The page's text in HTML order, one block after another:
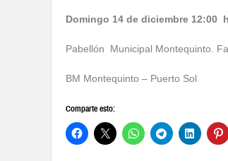
Domingo 14 de diciembre 12:00
Pabellón Municipal Montequinto.
BM Montequinto – Puerto Sol
Comparte esto: